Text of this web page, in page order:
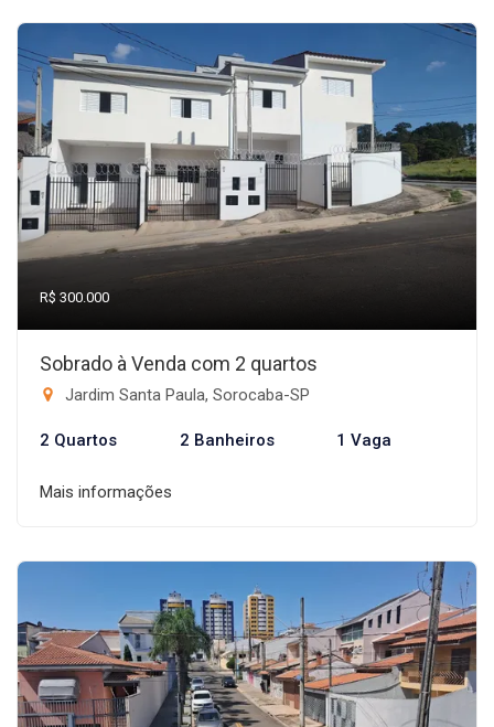
R$ 300.000
Sobrado à Venda com 2 quartos
Jardim Santa Paula, Sorocaba-SP
2 Quartos 2 Banheiros 1 Vaga
Mais informações